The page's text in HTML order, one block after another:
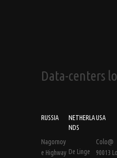
Data-centers
RUSSIA
Nagornoy
e Highway
NETHERLA
NDS
De Linge
USA
Colo@
90013